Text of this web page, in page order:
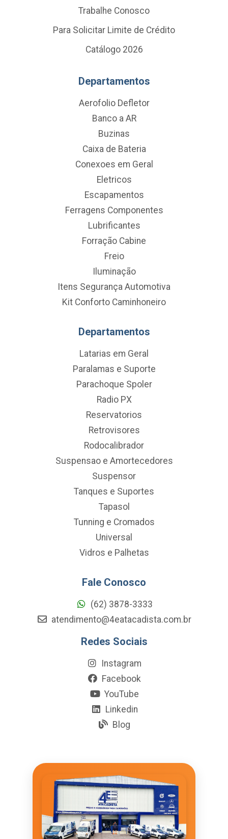
Trabalhe Conosco
Para Solicitar Limite de Crédito
Catálogo 2026
Departamentos
Aerofolio Defletor
Banco a AR
Buzinas
Caixa de Bateria
Conexoes em Geral
Eletricos
Escapamentos
Ferragens Componentes
Lubrificantes
Forração Cabine
Freio
Iluminação
Itens Segurança Automotiva
Kit Conforto Caminhoneiro
Departamentos
Latarias em Geral
Paralamas e Suporte
Parachoque Spoler
Radio PX
Reservatorios
Retrovisores
Rodocalibrador
Suspensao e Amortecedores
Suspensor
Tanques e Suportes
Tapasol
Tunning e Cromados
Universal
Vidros e Palhetas
Fale Conosco
(62) 3878-3333
atendimento@4eatacadista.com.br
Redes Sociais
Instagram
Facebook
YouTube
Linkedin
Blog